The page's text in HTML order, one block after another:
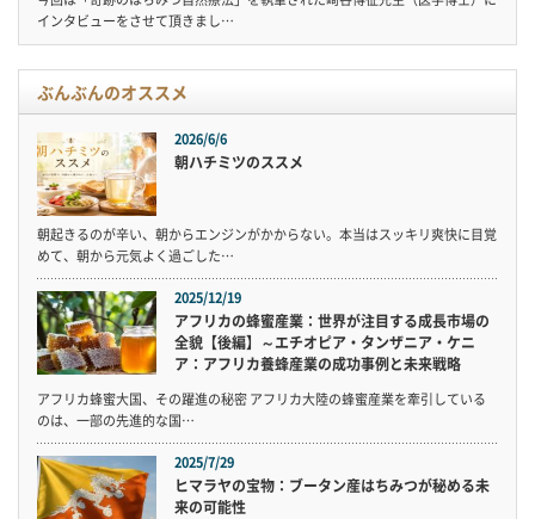
インタビューをさせて頂きまし…
ぶんぶんのオススメ
2026/6/6
朝ハチミツのススメ
朝起きるのが辛い、朝からエンジンがかからない。本当はスッキリ爽快に目覚
めて、朝から元気よく過ごした…
2025/12/19
アフリカの蜂蜜産業：世界が注目する成長市場の
全貌【後編】～エチオピア・タンザニア・ケニ
ア：アフリカ養蜂産業の成功事例と未来戦略
アフリカ蜂蜜大国、その躍進の秘密 アフリカ大陸の蜂蜜産業を牽引している
のは、一部の先進的な国…
2025/7/29
ヒマラヤの宝物：ブータン産はちみつが秘める未
来の可能性